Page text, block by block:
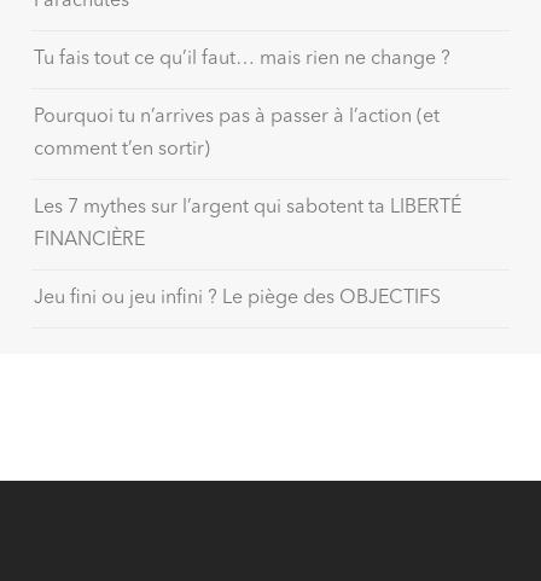
Tu fais tout ce qu’il faut… mais rien ne change ?
Pourquoi tu n’arrives pas à passer à l’action (et
comment t’en sortir)
Les 7 mythes sur l’argent qui sabotent ta LIBERTÉ
FINANCIÈRE
Jeu fini ou jeu infini ? Le piège des OBJECTIFS